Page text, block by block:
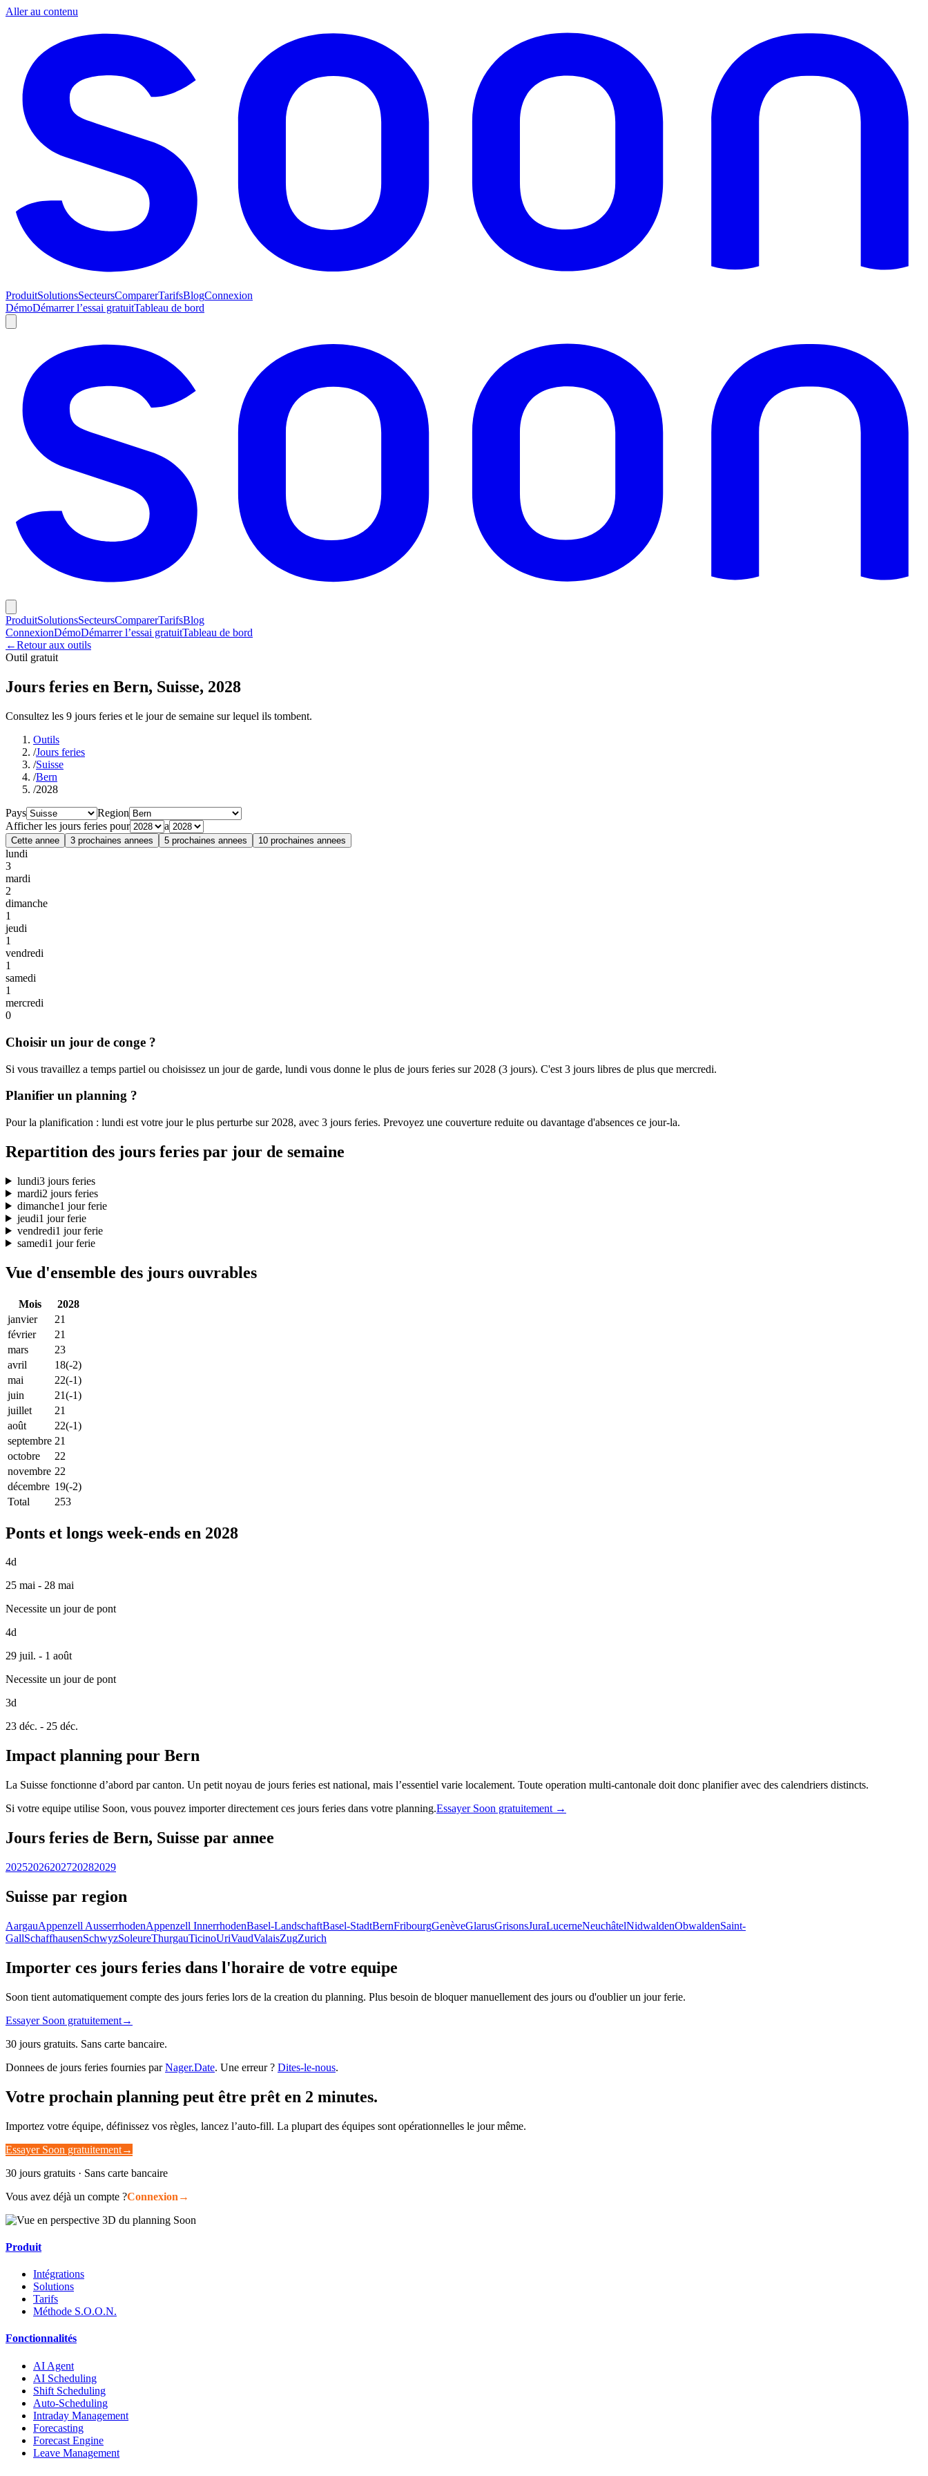
Aller au contenu
ProduitSolutionsSecteursComparerTarifsBlogConnexion
DémoDémarrer l’essai gratuitTableau de bord
ProduitSolutionsSecteursComparerTarifsBlog
ConnexionDémoDémarrer l’essai gratuitTableau de bord
←Retour aux outils
Outil gratuit
Jours feries en Bern, Suisse, 2028
Consultez les 9 jours feries et le jour de semaine sur lequel ils tombent.
Outils
/Jours feries
/Suisse
/Bern
/2028
Pays
Region
Afficher les jours feries pour
a
Cette annee 3 prochaines annees 5 prochaines annees 10 prochaines annees
lundi
3
mardi
2
dimanche
1
jeudi
1
vendredi
1
samedi
1
mercredi
0
Choisir un jour de conge ?
Si vous travaillez a temps partiel ou choisissez un jour de garde, lundi vous donne le plus de jours feries sur 2028 (3 jours). C'est 3 jours libres de plus que mercredi.
Planifier un planning ?
Pour la planification : lundi est votre jour le plus perturbe sur 2028, avec 3 jours feries. Prevoyez une couverture reduite ou davantage d'absences ce jour-la.
Repartition des jours feries par jour de semaine
lundi3 jours feries
mardi2 jours feries
dimanche1 jour ferie
jeudi1 jour ferie
vendredi1 jour ferie
samedi1 jour ferie
Vue d'ensemble des jours ouvrables
Mois
2028
janvier
21
février
21
mars
23
avril
18(-2)
mai
22(-1)
juin
21(-1)
juillet
21
août
22(-1)
septembre 21
octobre
22
novembre 22
décembre 19(-2)
Total
253
Ponts et longs week-ends en 2028
4d
25 mai - 28 mai
Necessite un jour de pont
4d
29 juil. - 1 août
Necessite un jour de pont
3d
23 déc. - 25 déc.
Impact planning pour Bern
La Suisse fonctionne d’abord par canton. Un petit noyau de jours feries est national, mais l’essentiel varie localement. Toute operation multi-cantonale doit donc planifier avec des calendriers distincts.
Si votre equipe utilise Soon, vous pouvez importer directement ces jours feries dans votre planning.Essayer Soon gratuitement →
Jours feries de Bern, Suisse par annee
20252026202720282029
Suisse par region
AargauAppenzell AusserrhodenAppenzell InnerrhodenBasel-LandschaftBasel-StadtBernFribourgGenèveGlarusGrisonsJuraLucerneNeuchâtelNidwaldenObwaldenSaint-
GallSchaffhausenSchwyzSoleureThurgauTicinoUriVaudValaisZugZurich
Importer ces jours feries dans l'horaire de votre equipe
Soon tient automatiquement compte des jours feries lors de la creation du planning. Plus besoin de bloquer manuellement des jours ou d'oublier un jour ferie.
Essayer Soon gratuitement→
30 jours gratuits. Sans carte bancaire.
Donnees de jours feries fournies parNager.Date. Une erreur ? Dites-le-nous.
Votre prochain planning peut être prêt en 2 minutes.
Importez votre équipe, définissez vos règles, lancez l’auto-fill. La plupart des équipes sont opérationnelles le jour même.
Essayer Soon gratuitement→
30 jours gratuits · Sans carte bancaire
Vous avez déjà un compte ?Connexion →
Produit
Intégrations
Solutions
Tarifs
Méthode S.O.O.N.
Fonctionnalités
AI Agent
AI Scheduling
Shift Scheduling
Auto-Scheduling
Intraday Management
Forecasting
Forecast Engine
Leave Management